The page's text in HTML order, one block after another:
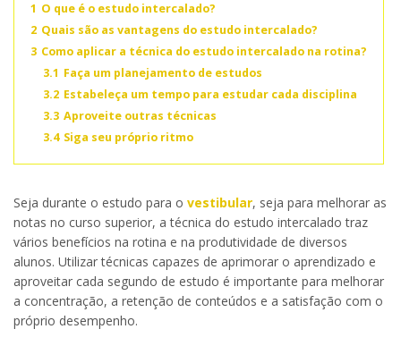
1 O que é o estudo intercalado?
2 Quais são as vantagens do estudo intercalado?
3 Como aplicar a técnica do estudo intercalado na rotina?
3.1 Faça um planejamento de estudos
3.2 Estabeleça um tempo para estudar cada disciplina
3.3 Aproveite outras técnicas
3.4 Siga seu próprio ritmo
Seja durante o estudo para o vestibular, seja para melhorar as
notas no curso superior, a técnica do estudo intercalado traz
vários benefícios na rotina e na produtividade de diversos
alunos. Utilizar técnicas capazes de aprimorar o aprendizado e
aproveitar cada segundo de estudo é importante para melhorar
a concentração, a retenção de conteúdos e a satisfação com o
próprio desempenho.